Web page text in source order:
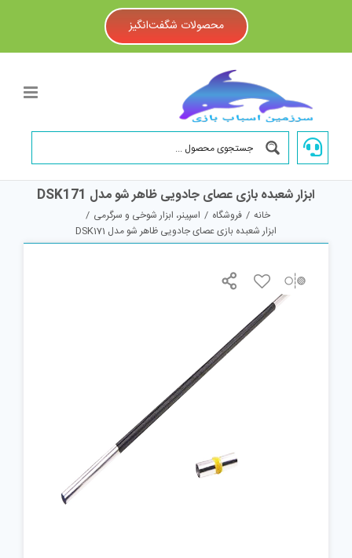
محصولات شگفت‌انگیز
ابزار شعبده بازی عصای جادویی ظاهر شو مدل DSK171
خانه / فروشگاه / اسپینر، ابزار شوخی و سرگرمی /
ابزار شعبده بازی عصای جادویی ظاهر شو مدل DSK171